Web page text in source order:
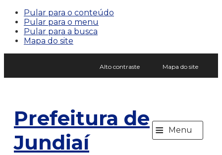
Pular para o conteúdo
Pular para o menu
Pular para a busca
Mapa do site
Alto contraste Mapa do site
Prefeitura de
Jundiaí
≡ Menu